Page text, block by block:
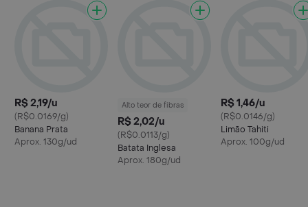
R$ 2,19/u
(R$0.0169/g)
Banana Prata
Aprox. 130g/ud
Alto teor de fibras
R$ 2,02/u
(R$0.0113/g)
Batata Inglesa
Aprox. 180g/ud
R$ 1,46/u
(R$0.0146/g)
Limão Tahiti
Aprox. 100g/ud